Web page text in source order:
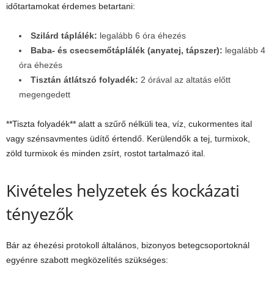
időtartamokat érdemes betartani:
Szilárd táplálék: legalább 6 óra éhezés
Baba- és csecsemőtáplálék (anyatej, tápszer): legalább 4
óra éhezés
Tisztán átlátszó folyadék: 2 órával az altatás előtt
megengedett
**Tiszta folyadék** alatt a szűrő nélküli tea, víz, cukormentes ital
vagy szénsavmentes üdítő értendő. Kerülendők a tej, turmixok,
zöld turmixok és minden zsírt, rostot tartalmazó ital.
Kivételes helyzetek és kockázati
tényezők
Bár az éhezési protokoll általános, bizonyos betegcsoportoknál
egyénre szabott megközelítés szükséges: